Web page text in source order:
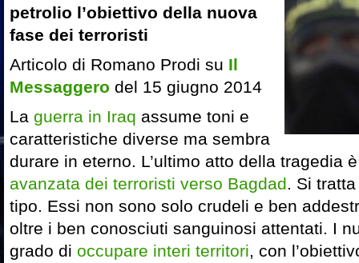
petrolio l’obiettivo della nuova
fase dei terroristi
Articolo di Romano Prodi su Il
Messaggero del 15 giugno 2014
La guerra in Iraq assume toni e
caratteristiche diverse ma sembra
durare in eterno. L’ultimo atto della tragedia
avanzata dei terroristi verso Bagdad. Si
tipo. Essi non sono solo crudeli e ben
oltre i ben conosciuti sanguinosi attentati. I
grado di occupare interi territori, con